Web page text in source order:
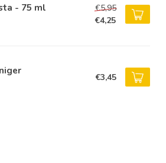
- 75 ml
€5,95
€4,25
€3,45